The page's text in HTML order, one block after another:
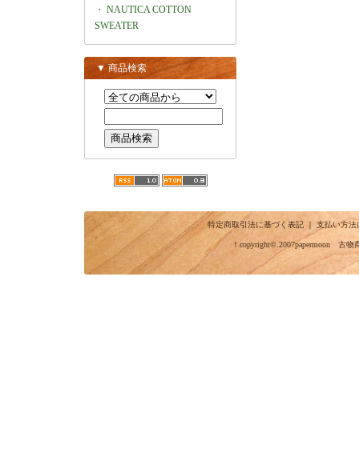
・ NAUTICA COTTON
SWEATER
▼ 商品検索
特定商取引法に基づく表記｜ 支払い方法
！copyright©.2007papermoon 古